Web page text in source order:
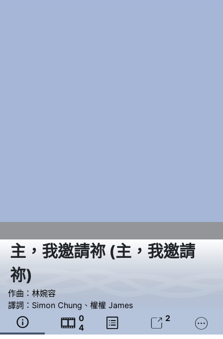
主，我邀請祢 (主，我邀請
祢)
作曲： 林婉容
譯詞： Simon Chung 、 權權 James
  0
4
  2 